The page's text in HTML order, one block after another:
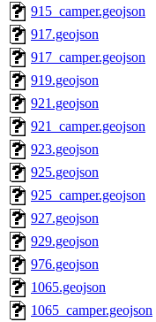
915_camper.geojson
917.geojson
917_camper.geojson
919.geojson
921.geojson
921_camper.geojson
923.geojson
925.geojson
925_camper.geojson
927.geojson
929.geojson
976.geojson
1065.geojson
1065_camper.geojson